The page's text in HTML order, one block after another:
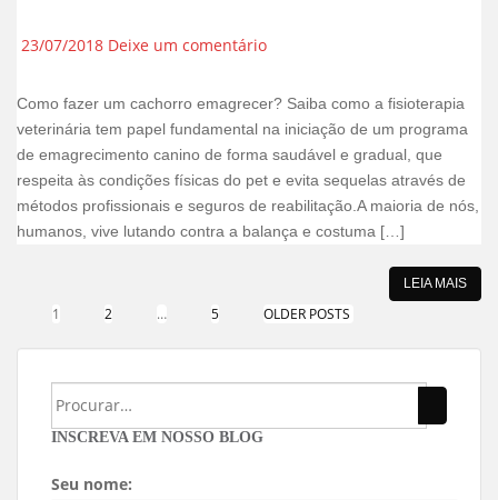
23/07/2018 Deixe um comentário
Como fazer um cachorro emagrecer? Saiba como a fisioterapia
veterinária tem papel fundamental na iniciação de um programa
de emagrecimento canino de forma saudável e gradual, que
respeita às condições físicas do pet e evita sequelas através de
métodos profissionais e seguros de reabilitação.A maioria de nós,
humanos, vive lutando contra a balança e costuma […]
LEIA MAIS
1 2 … 5 OLDER POSTS
INSCREVA EM NOSSO BLOG
Seu nome: